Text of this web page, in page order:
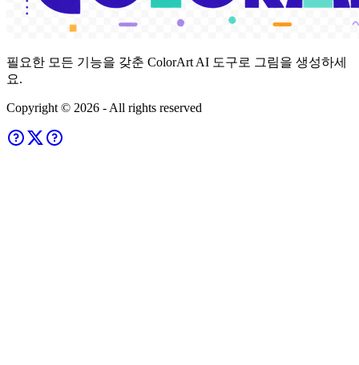
필요한 모든 기능을 갖춘 ColorArt AI 도구로 그림을 생성하세
요.
Copyright © 2026 - All rights reserved